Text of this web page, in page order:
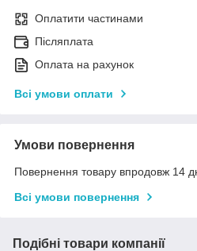
Оплатити частинами
Післяплата
Оплата на рахунок
Всі умови оплати
Умови повернення
Повернення товару впродовж 14
Всі умови повернення
Подібні товари компанії